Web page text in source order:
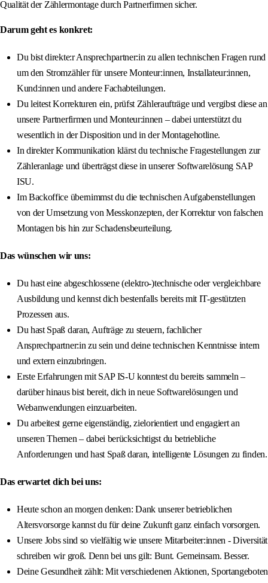
Qualität der Zählermontage durch Partnerfirmen sicher.
Darum geht es konkret:
Du bist direkte:r Ansprechpartner:in zu allen technischen Fragen rund
um den Stromzähler für unsere Monteur:innen, Installateur:innen,
Kund:innen und andere Fachabteilungen.
Du leitest Korrekturen ein, prüfst Zähleraufträge und vergibst diese an
unsere Partnerfirmen und Monteur:innen – dabei unterstützt du
wesentlich in der Disposition und in der Montagehotline.
In direkter Kommunikation klärst du technische Fragestellungen zur
Zähleranlage und überträgst diese in unserer Softwarelösung SAP
ISU.
Im Backoffice übernimmst du die technischen Aufgabenstellungen
von der Umsetzung von Messkonzepten, der Korrektur von falschen
Montagen bis hin zur Schadensbeurteilung.
Das wünschen wir uns:
Du hast eine abgeschlossene (elektro-)technische oder vergleichbare
Ausbildung und kennst dich bestenfalls bereits mit IT-gestützten
Prozessen aus.
Du hast Spaß daran, Aufträge zu steuern, fachlicher
Ansprechpartner:in zu sein und deine technischen Kenntnisse intern
und extern einzubringen.
Erste Erfahrungen mit SAP IS-U konntest du bereits sammeln –
darüber hinaus bist bereit, dich in neue Softwarelösungen und
Webanwendungen einzuarbeiten.
Du arbeitest gerne eigenständig, zielorientiert und engagiert an
unseren Themen – dabei berücksichtigst du betriebliche
Anforderungen und hast Spaß daran, intelligente Lösungen zu finden.
Das erwartet dich bei uns:
Heute schon an morgen denken: Dank unserer betrieblichen
Altersvorsorge kannst du für deine Zukunft ganz einfach vorsorgen.
Unsere Jobs sind so vielfältig wie unsere Mitarbeiter:innen - Diversität
schreiben wir groß. Denn bei uns gilt: Bunt. Gemeinsam. Besser.
Deine Gesundheit zählt: Mit verschiedenen Aktionen, Sportangeboten